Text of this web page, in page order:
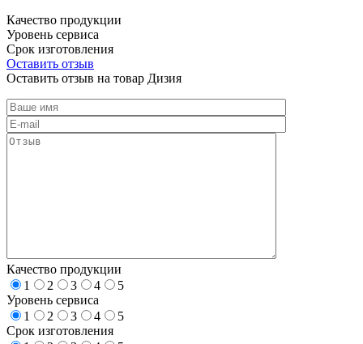
Качество продукции
Уровень сервиса
Срок изготовления
Оставить отзыв
Оставить отзыв на товар Дизия
Качество продукции
1
2 3 4
5
Уровень сервиса
1
2 3 4
5
Срок изготовления